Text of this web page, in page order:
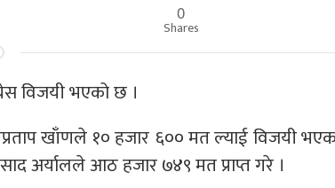
0
Shares
विजयी भएको छ ।
खाँणले १० हजार ६०० मत ल्याई विजयी
अर्यालले आठ हजार ७४९ मत प्राप्त गरे ।